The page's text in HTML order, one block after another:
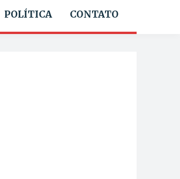
POLÍTICA CONTATO